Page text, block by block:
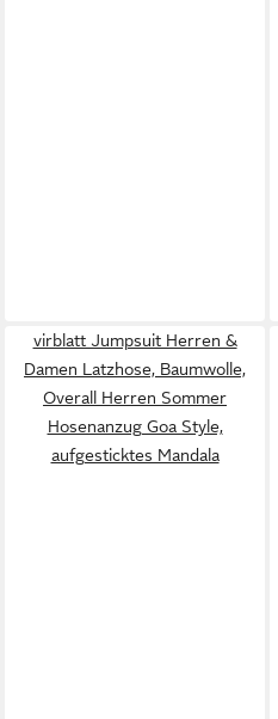
virblatt Jumpsuit Herren &
Damen Latzhose, Baumwolle,
Overall Herren Sommer
Hosenanzug Goa Style,
aufgesticktes Mandala